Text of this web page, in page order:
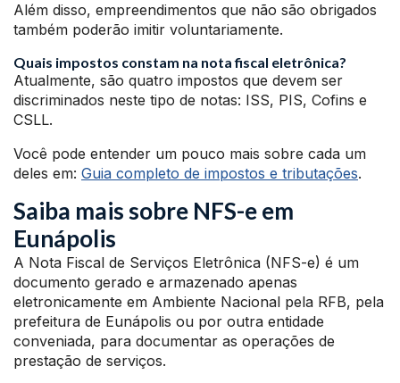
Além disso, empreendimentos que não são obrigados
também poderão imitir voluntariamente.
Quais impostos constam na nota fiscal eletrônica?
Atualmente, são quatro impostos que devem ser
discriminados neste tipo de notas: ISS, PIS, Cofins e
CSLL.
Você pode entender um pouco mais sobre cada um
deles em: Guia completo de impostos e tributações.
Saiba mais sobre NFS-e em
Eunápolis
A Nota Fiscal de Serviços Eletrônica (NFS-e) é um
documento gerado e armazenado apenas
eletronicamente em Ambiente Nacional pela RFB, pela
prefeitura de Eunápolis ou por outra entidade
conveniada, para documentar as operações de
prestação de serviços.